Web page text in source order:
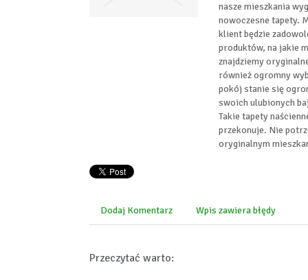
nasze mieszkania
nowoczesne tapety.
klient będzie
produktów, na jakie
znajdziemy
również ogromny
pokój stanie się
swoich ulubionych
Takie tapety
przekonuje. Nie
oryginalnym
Dodaj Komentarz Wpis zawiera błędy
Przeczytać warto: